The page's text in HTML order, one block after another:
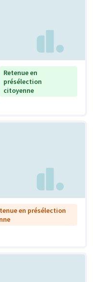
Retenue en
présélection
citoyenne
en présélection